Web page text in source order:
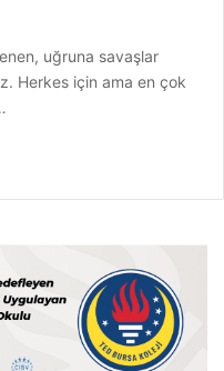
uğruna savaşlar
Herkes için ama en çok